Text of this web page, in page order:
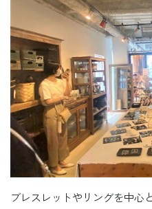
ブレスレットやリングを中心